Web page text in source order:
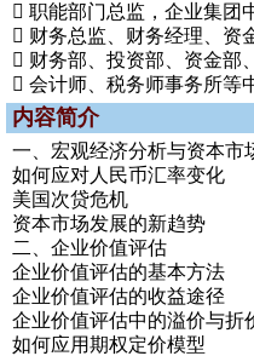
 职能部门总监，企业集团
 财务总监、财务经理、资
 财务部、投资部、资金部
 会计师、税务师事务所等
内容简介
一、宏观经济分析与资本市
如何应对人民币汇率变化
美国次贷危机
资本市场发展的新趋势
二、企业价值评估
企业价值评估的基本方法
企业价值评估的收益途径
企业价值评估中的溢价与折
如何应用期权定价模型